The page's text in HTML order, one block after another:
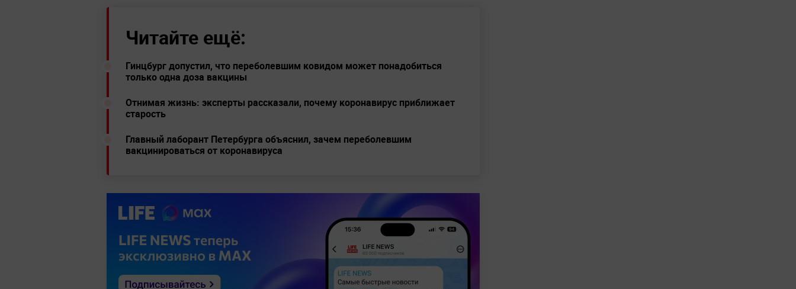
Читайте ещё:
Гинцбург допустил, что переболевшим ковидом может понадобиться
только одна доза вакцины
Отнимая жизнь: эксперты рассказали, почему коронавирус приближает
старость
Главный лаборант Петербурга объяснил, зачем переболевшим
вакцинироваться от коронавируса